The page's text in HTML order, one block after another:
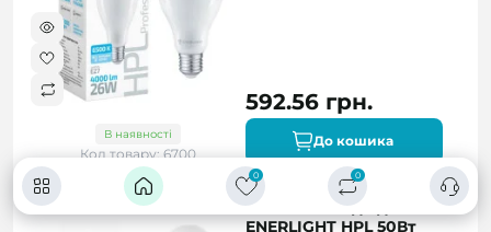
0 0
В наявності
Код товару: 6700
592.56 грн.
До кошика
Лампа світлодіодна
ENERLIGHT HPL 50Вт